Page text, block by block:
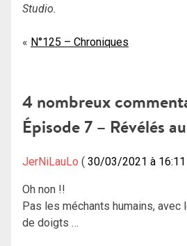
Studio.
Navigation
l’article
N°125 – Chroniques
4 nombreux
Épisode 7 – Révélés
JerNiLauLo 30/03/2021 à 16:11
Oh non !!
Pas les méchants humains, avec
de doigts …